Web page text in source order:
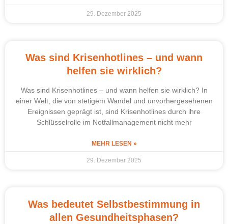
29. Dezember 2025
Was sind Krisenhotlines – und wann
helfen sie wirklich?
Was sind Krisenhotlines – und wann helfen sie wirklich? In
einer Welt, die von stetigem Wandel und unvorhergesehenen
Ereignissen geprägt ist, sind Krisenhotlines durch ihre
Schlüsselrolle im Notfallmanagement nicht mehr
MEHR LESEN »
29. Dezember 2025
Was bedeutet Selbstbestimmung in
allen Gesundheitsphasen?